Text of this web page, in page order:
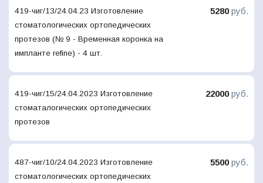
419-чиг/13/24.04.23 Изготовление
стоматологических ортопедических
протезов (№ 9 - Временная коронка на
импланте refine) - 4 шт.
5280руб.
419-чиг/15/24.04.2023 Изготовление
стоматалогических ортопедических
протезов
22000руб.
487-чиг/10/24.04.2023 Изготовление
стоматологических ортопедических
5500руб.